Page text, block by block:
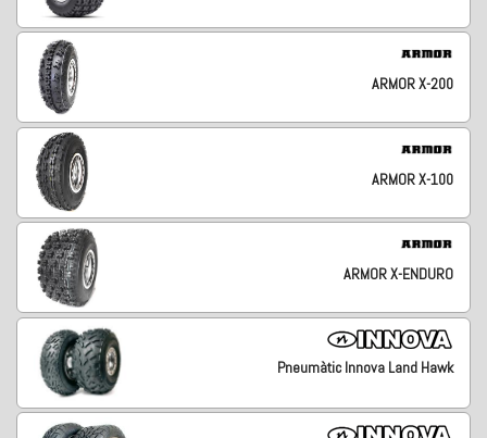
ARMOR X-200
ARMOR X-100
ARMOR X-ENDURO
Pneumàtic Innova Land Hawk